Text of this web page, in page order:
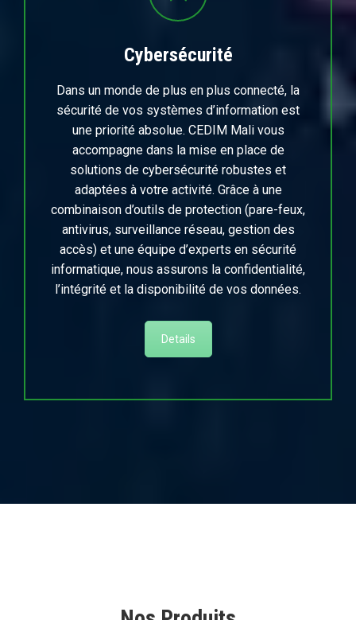
Cybersécurité
Dans un monde de plus en plus connecté, la
sécurité de vos systèmes d’information est
une priorité absolue. CEDIM Mali vous
accompagne dans la mise en place de
solutions de cybersécurité robustes et
adaptées à votre activité. Grâce à une
combinaison d’outils de protection (pare-feux,
antivirus, surveillance réseau, gestion des
accès) et une équipe d’experts en sécurité
informatique, nous assurons la confidentialité,
l’intégrité et la disponibilité de vos données.
Details